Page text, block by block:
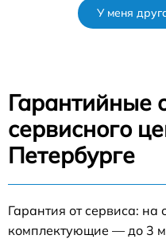
У меня
Гарантийные
сервисного
Петербурге
Гарантия от сервиса:
комплектующие — до 3